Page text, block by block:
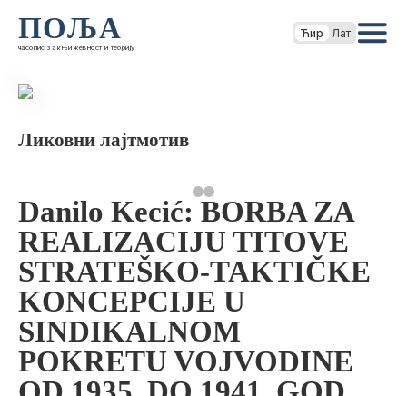
ПОЉА
часопис за књижевност и теорију
Ћир Лат
Ликовни лајтмотив
Danilo Kecić: BORBA ZA
REALIZACIJU TITOVE
STRATEŠKO-TAKTIČKE
KONCEPCIJE U
SINDIKALNOM
POKRETU VOJVODINE